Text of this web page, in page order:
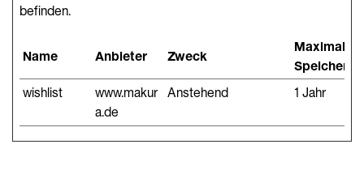
befinden.
Name Anbieter Zweck
Maximale
wishlist
www.makur
a.de
Anstehend 1 Jahr